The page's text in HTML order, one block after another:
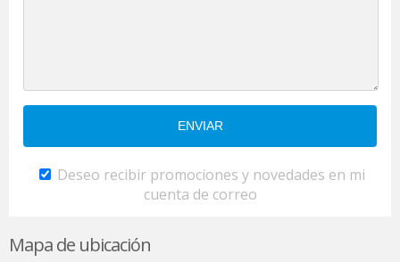
Deseo recibir promociones y novedades en mi
cuenta de correo
Mapa de ubicación